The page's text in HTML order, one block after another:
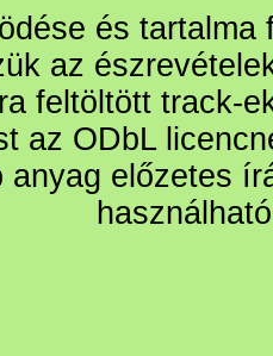
és
az
feltöltött track-
az ODbL
anyag előzetes